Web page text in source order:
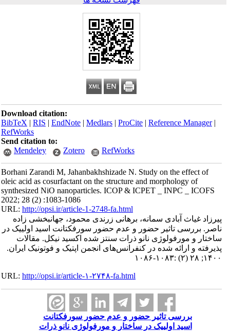
Download citation:
BibTeX|RIS|EndNote|Medlars|ProCite|Reference Manager
RefWorks
Send citation to:
Mendeley
Zotero RefWorks
Borhani Zarandi M, Jahanbakhshizade N. Study on the effect of
oleic acid as cosurfactant on the structure and morphology of
synthesized NiO nanoparticles. ICOP & ICPET _ INPC _ ICOFS
2022; 28 (2) :1083-1086
URL:http://opsi.ir/article-1-2748-fa.html
پیرزاد غیاث آبادی سمانه، برهانی زرندی محمود، جهانبخشی زاده
ناصر. بررسی تاثیر حضور و عدم حضور سورفکتانت اسید اولییک در
ساختار و مورفولوژی نانو ذرات سنتز شده اکسید نیکل. مقالات
پذیرفته و ارائه شده در کنفرانس‌های انجمن اپتیک و فوتونیک ایران.
۱۴۰۰; ۲۸ (۲) :۱۰۸۳-۱۰۸۶
URL:http://opsi.ir/article-۱-۲۷۴۸-fa.html
بررسی تاثیر حضور و عدم حضور سورفکتانت
اسید اولییک در ساختار و مورفولوژی نانو ذرات